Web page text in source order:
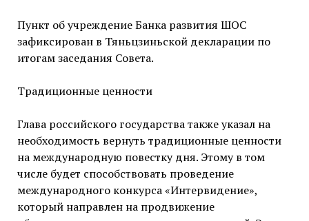
Пункт об учреждение Банка развития ШОС
зафиксирован в Тяньцзиньской декларации по
итогам заседания Совета.
Традиционные ценности
Глава российского государства также указал на
необходимость вернуть традиционные ценности
на международную повестку дня. Этому в том
числе будет способствовать проведение
международного конкурса «Интервидение»,
который направлен на продвижение